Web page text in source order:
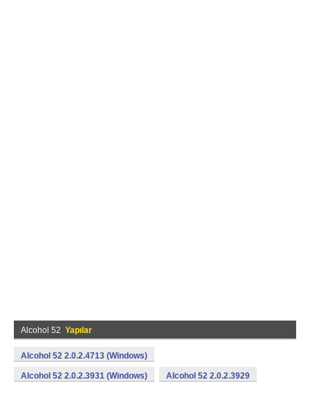
Alcohol 52 Yapılar
Alcohol 52 2.0.2.4713 (Windows)
Alcohol 52 2.0.2.3931 (Windows) Alcohol 52 2.0.2.3929